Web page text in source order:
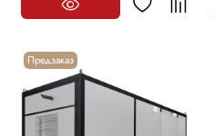
Предзаказ